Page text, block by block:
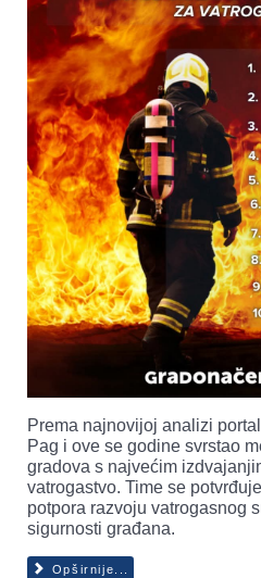
Prema najnovijoj analizi
Pag i ove se godine svrstao
gradova s najvećim
vatrogastvo. Time se
potpora razvoju vatrogasnog
sigurnosti građana.
Opširnije...